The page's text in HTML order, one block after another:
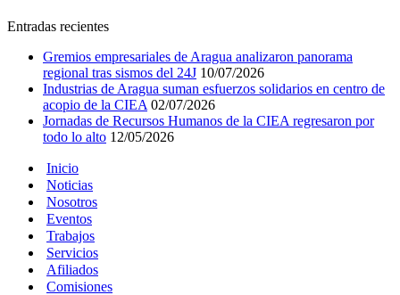
Entradas recientes
Gremios empresariales de Aragua analizaron panorama
regional tras sismos del 24J 10/07/2026
Industrias de Aragua suman esfuerzos solidarios en centro de
acopio de la CIEA 02/07/2026
Jornadas de Recursos Humanos de la CIEA regresaron por
todo lo alto 12/05/2026
Inicio
Noticias
Nosotros
Eventos
Trabajos
Servicios
Afiliados
Comisiones